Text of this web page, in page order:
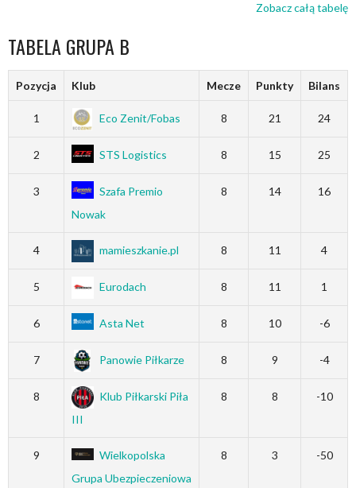
Zobacz całą tabelę
TABELA GRUPA B
Pozycja Klub Mecze Punkty Bilans
1 Eco Zenit/Fobas 8 21 24
2 STS Logistics 8 15 25
3
Szafa Premio
Nowak
8 14 16
4 mamieszkanie.pl 8 11 4
5 Eurodach 8 11 1
6 Asta Net 8 10 -6
7 Panowie Piłkarze 8 9 -4
8
Klub Piłkarski Piła
III
8 8 -10
9
Wielkopolska
Grupa Ubezpieczeniowa
8 3 -50